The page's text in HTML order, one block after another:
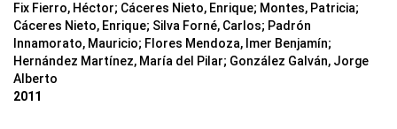
Fix Fierro, Héctor; Cáceres Nieto, Enrique; Montes, Patricia;
Cáceres Nieto, Enrique; Silva Forné, Carlos; Padrón
Innamorato, Mauricio; Flores Mendoza, Imer Benjamín;
Hernández Martínez, María del Pilar; González Galván, Jorge
Alberto
2011